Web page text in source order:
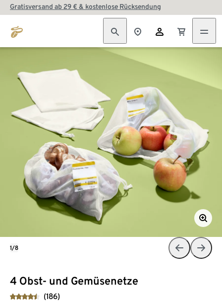
Gratisversand ab 29 € & kostenlose Rücksendung
4 Obst- und Gemüsenetze
(186)
1/8